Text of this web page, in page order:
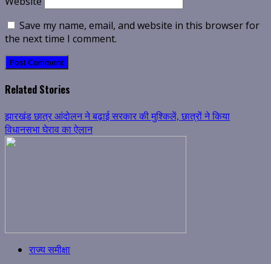
Save my name, email, and website in this browser for
the next time I comment.
Related Stories
झारखंड छात्र आंदोलन ने बढ़ाई सरकार की मुश्किलें, छात्रों ने किया
विधानसभा घेराव का ऐलान
राज्य समीक्षा